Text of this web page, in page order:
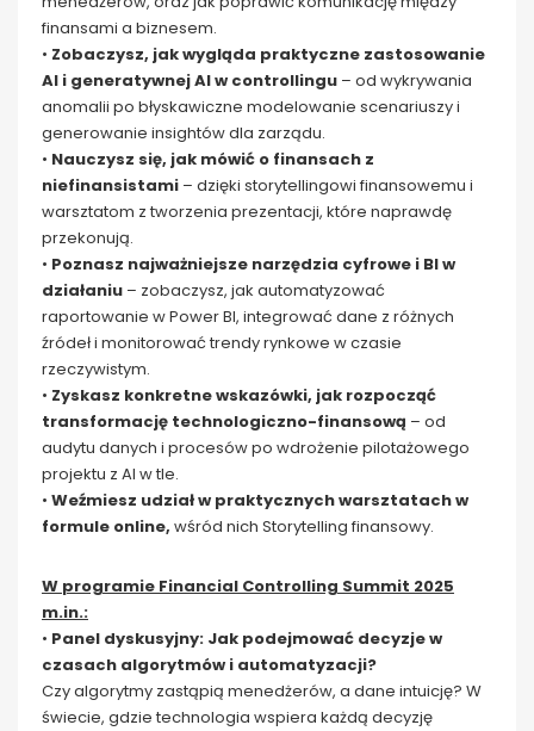
finansami a biznesem.
• Zobaczysz, jak wygląda praktyczne zastosowanie
AI i generatywnej AI w controllingu – od wykrywania
anomalii po błyskawiczne modelowanie scenariuszy i
generowanie insightów dla zarządu.
• Nauczysz się, jak mówić o finansach z
niefinansistami – dzięki storytellingowi finansowemu i
warsztatom z tworzenia prezentacji, które naprawdę
przekonują.
• Poznasz najważniejsze narzędzia cyfrowe i BI w
działaniu – zobaczysz, jak automatyzować
raportowanie w Power BI, integrować dane z różnych
źródeł i monitorować trendy rynkowe w czasie
rzeczywistym.
• Zyskasz konkretne wskazówki, jak rozpocząć
transformację technologiczno-finansową – od
audytu danych i procesów po wdrożenie pilotażowego
projektu z AI w tle.
• Weźmiesz udział w praktycznych warsztatach w
formule online, wśród nich Storytelling finansowy.
W programie Financial Controlling Summit 2025
m.in.:
• Panel dyskusyjny: Jak podejmować decyzje w
czasach algorytmów i automatyzacji?
Czy algorytmy zastąpią menedżerów, a dane intuicję? W
świecie, gdzie technologia wspiera każdą decyzję